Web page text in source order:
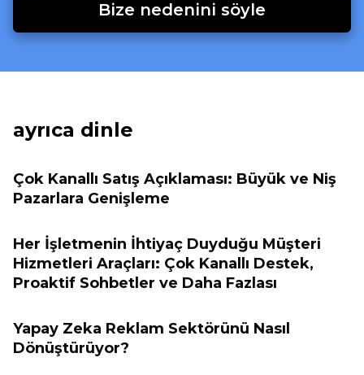
Bize nedenini söyle
ayrıca dinle
Çok Kanallı Satış Açıklaması: Büyük ve Niş
Pazarlara Genişleme
Her İşletmenin İhtiyaç Duyduğu Müşteri
Hizmetleri Araçları: Çok Kanallı Destek,
Proaktif Sohbetler ve Daha Fazlası
Yapay Zeka Reklam Sektörünü Nasıl
Dönüştürüyor?